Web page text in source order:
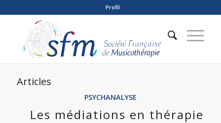
Profil
Articles
PSYCHANALYSE
Les médiations en thérapie